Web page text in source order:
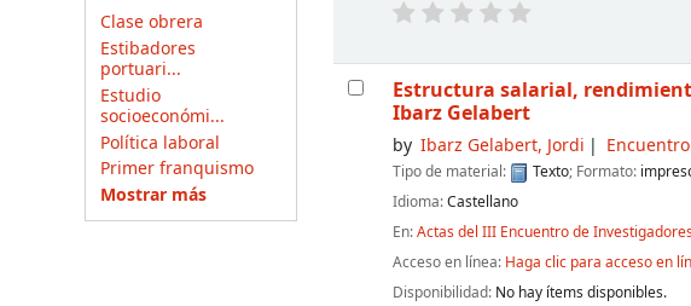
Clase obrera
Estibadores
portuari...
Estudio
socioeconómi...
Política laboral
Primer franquismo
Mostrar más
Estructura salarial,
Ibarz Gelabert
by Ibarz Gelabert, Jordi
Tipo de material: Texto; Formato:
Idioma:Castellano
En:Actas del III Encuentro de
Acceso en línea: Haga clic para acceso en
Disponibilidad: No hay ítems disponibles.